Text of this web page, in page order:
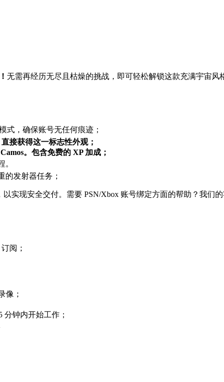
无需再经历无尽且枯燥的挑战，即可轻松解锁这款充满宇宙风
式，确保账号无任何痕迹；
接获得这一标志性外观；
。包含免费的 XP 加成；
的发射器任务；
实现安全交付。需要 PSN/Xbox 账号绑定方面的帮助？我们
阅；
像；
分钟内开始工作；